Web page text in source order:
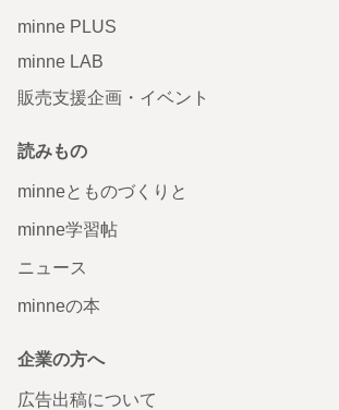
minne PLUS
minne LAB
販売支援企画・イベント
読みもの
minneとものづくりと
minne学習帖
ニュース
minneの本
企業の方へ
広告出稿について